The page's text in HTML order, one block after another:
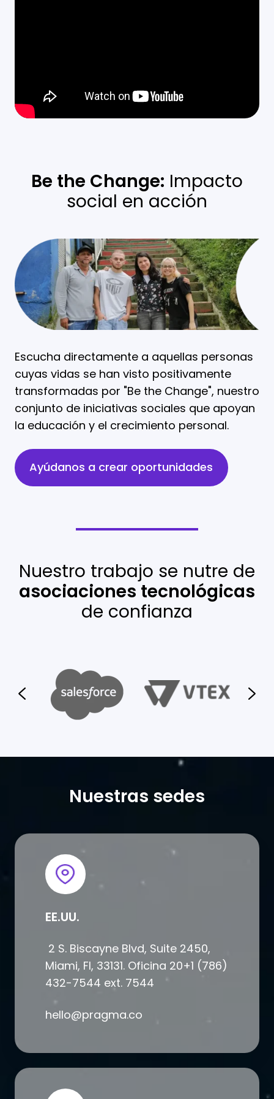
Be the Change: Impacto
social en acción
Escucha directamente a aquellas personas
cuyas vidas se han visto positivamente
transformadas por "Be the Change", nuestro
conjunto de iniciativas sociales que apoyan
la educación y el crecimiento personal.
Ayúdanos a crear oportunidades
Nuestro trabajo se nutre de
asociaciones tecnológicas
de confianza
Nuestras sedes
EE.UU.
2 S. Biscayne Blvd, Suite 2450,
Miami, Fl, 33131. Oficina 20+1 (786)
432-7544 ext. 7544
hello@pragma.co